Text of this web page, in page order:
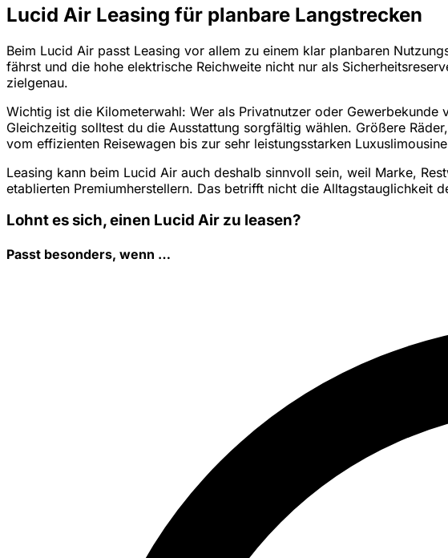
Lucid Air Leasing für planbare Langstrecken
Beim Lucid Air passt Leasing vor allem zu einem klar planbaren
fährst und die hohe elektrische Reichweite nicht nur als
zielgenau.
Wichtig ist die Kilometerwahl: Wer als Privatnutzer oder
Gleichzeitig solltest du die Ausstattung sorgfältig wählen. Größere
vom effizienten Reisewagen bis zur sehr leistungsstarken
Leasing kann beim Lucid Air auch deshalb sinnvoll sein, weil Marke,
etablierten Premiumherstellern. Das betrifft nicht die Alltagstauglichkeit
Lohnt es sich, einen Lucid Air zu leasen?
Passt besonders, wenn …